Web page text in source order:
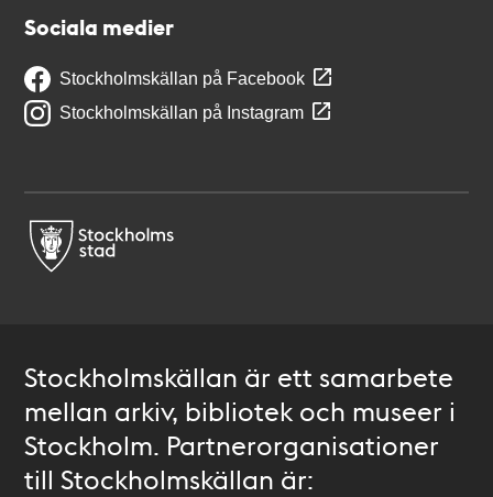
Sociala medier
Stockholmskällan på Facebook
Stockholmskällan på Instagram
Stockholmskällan är ett samarbete
mellan arkiv, bibliotek och museer i
Stockholm. Partnerorganisationer
till Stockholmskällan är: